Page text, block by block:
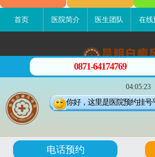
首页 医院简介 医生团队 在线
昆明白癜风
昆明市五华区护国
版权所有：昆明白
滇公安备
0871-64174769
04:05:23
你好，这里是医院预约挂号
电话预约